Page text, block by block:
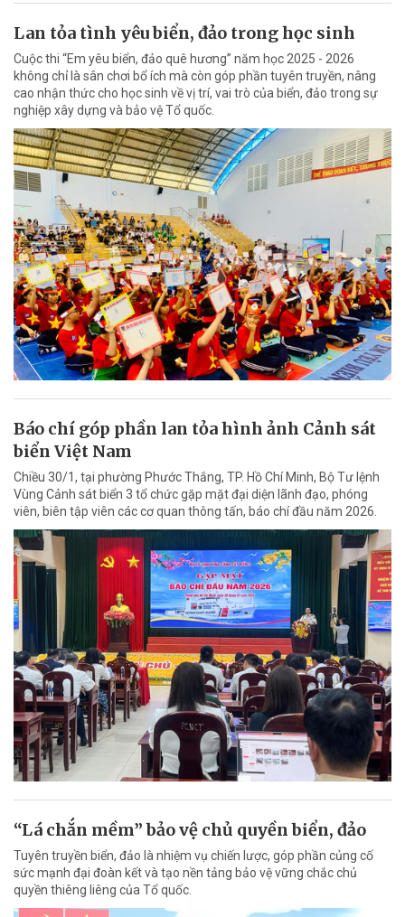
Lan tỏa tình yêu biển, đảo trong học sinh
Cuộc thi “Em yêu biển, đảo quê hương” năm học 2025 - 2026
không chỉ là sân chơi bổ ích mà còn góp phần tuyên truyền, nâng
cao nhận thức cho học sinh về vị trí, vai trò của biển, đảo trong sự
nghiệp xây dựng và bảo vệ Tổ quốc.
Báo chí góp phần lan tỏa hình ảnh Cảnh sát
biển Việt Nam
Chiều 30/1, tại phường Phước Thắng, TP. Hồ Chí Minh, Bộ Tư lệnh
Vùng Cảnh sát biển 3 tổ chức gặp mặt đại diện lãnh đạo, phóng
viên, biên tập viên các cơ quan thông tấn, báo chí đầu năm 2026.
“Lá chắn mềm” bảo vệ chủ quyền biển, đảo
Tuyên truyền biển, đảo là nhiệm vụ chiến lược, góp phần củng cố
sức mạnh đại đoàn kết và tạo nền tảng bảo vệ vững chắc chủ
quyền thiêng liêng của Tổ quốc.